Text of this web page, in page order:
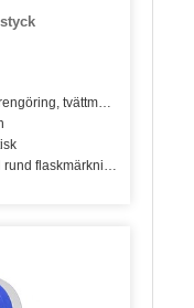
tvättmedel,
flaskmärkningsmaskin